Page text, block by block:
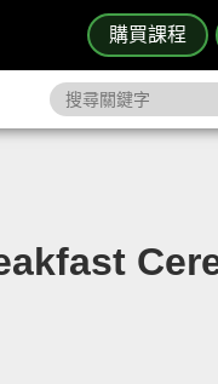
購買課程